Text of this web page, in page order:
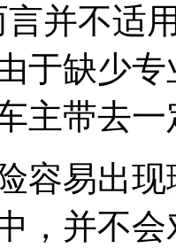
言并不适
于缺少
主带去
容易出
，并不